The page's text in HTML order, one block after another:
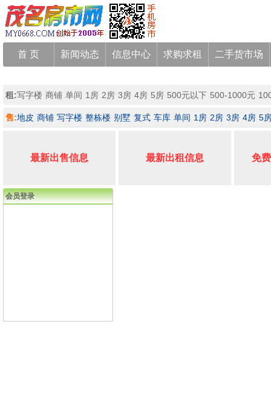
首 页 新闻动态 信息中心 求购求租 二手货市场
租:写字楼 商铺 单间 1房 2房 3房 4房 5房 500元以下 500-1000元
售:地皮 商铺 写字楼 整栋楼 别墅 复式 车库 单间 1房 2房 3房 4房 5
最新出售信息 最新出租信息 免
会员登录